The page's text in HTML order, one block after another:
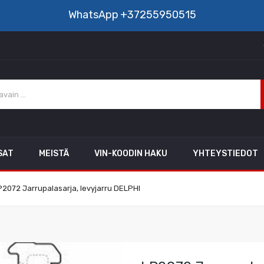
WhatsApp +37255950515
MEISTÄ VIN-KOODIN HAKU YHTEYSTIEDOT
Jarrupalasarja, levyjarru DELPHI